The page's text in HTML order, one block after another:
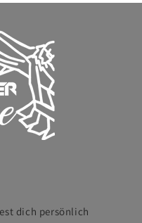
dich persönlich